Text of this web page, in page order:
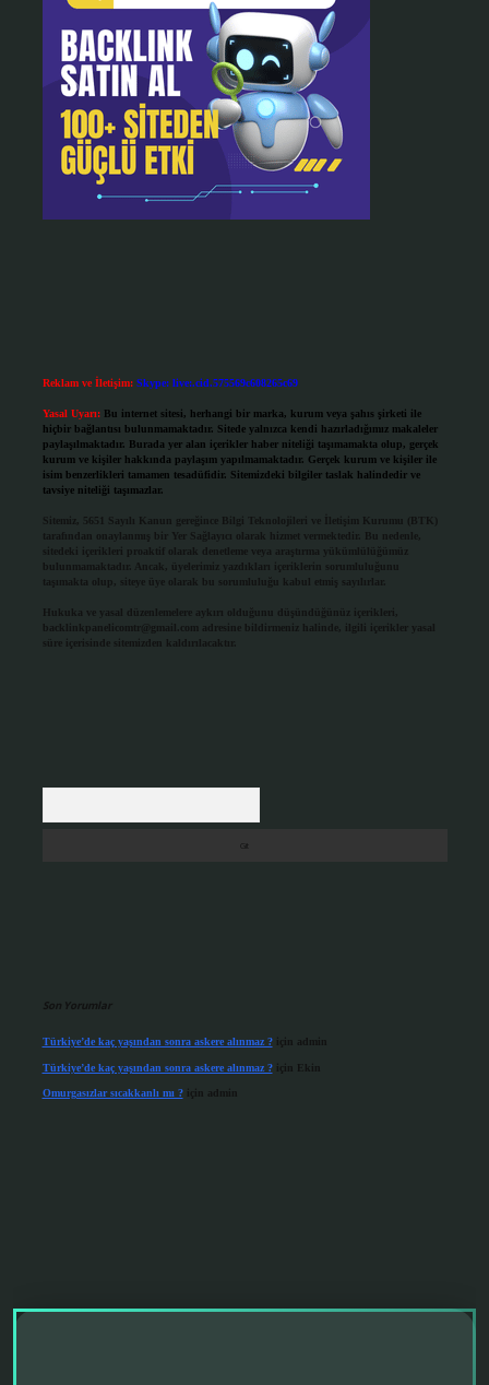
Reklam ve İletişim: Skype: live:.cid.575569c608265c69
Yasal Uyarı: Bu internet sitesi, herhangi bir marka, kurum veya şahıs şirketi ile
hiçbir bağlantısı bulunmamaktadır. Sitede yalnızca kendi hazırladığımız makaleler
paylaşılmaktadır. Burada yer alan içerikler haber niteliği taşımamakta olup, gerçek
kurum ve kişiler hakkında paylaşım yapılmamaktadır. Gerçek kurum ve kişiler ile
isim benzerlikleri tamamen tesadüfidir. Sitemizdeki bilgiler taslak halindedir ve
tavsiye niteliği taşımazlar.
Sitemiz, 5651 Sayılı Kanun gereğince Bilgi Teknolojileri ve İletişim Kurumu (BTK)
tarafından onaylanmış bir Yer Sağlayıcı olarak hizmet vermektedir. Bu nedenle,
sitedeki içerikleri proaktif olarak denetleme veya araştırma yükümlülüğümüz
bulunmamaktadır. Ancak, üyelerimiz yazdıkları içeriklerin sorumluluğunu
taşımakta olup, siteye üye olarak bu sorumluluğu kabul etmiş sayılırlar.
Hukuka ve yasal düzenlemelere aykırı olduğunu düşündüğünüz içerikleri,
backlinkpanelicomtr@gmail.com adresine bildirmeniz halinde, ilgili içerikler yasal
süre içerisinde sitemizden kaldırılacaktır.
Son Yorumlar
Türkiye’de kaç yaşından sonra askere alınmaz ?için admin
Türkiye’de kaç yaşından sonra askere alınmaz ?için Ekin
Omurgasızlar sıcakkanlı mı ?için admin